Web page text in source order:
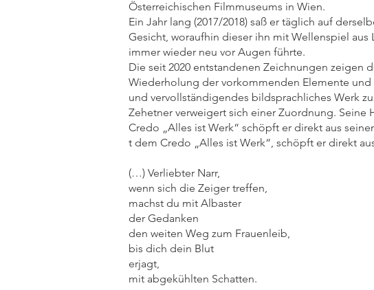
Österreichischen Filmmuseums in Wien.
Ein Jahr lang (2017/2018) saß er täglich auf
Gesicht, woraufhin dieser ihn mit Wellenspiel
immer wieder neu vor Augen führte.
Die seit 2020 entstandenen Zeichnungen zeigen
Wiederholung der vorkommenden Elemente
und vervollständigendes bildsprachliches Werk
Zehetner verweigert sich einer Zuordnung.
Credo „Alles ist Werk“ schöpft er direkt aus
t dem Credo „Alles ist Werk“, schöpft er direkt
(…) Verliebter
wenn sich die
machst du mit
der
den weiten Weg zum
bis dich dein
erjagt,
mit abgekühlten Schatten.